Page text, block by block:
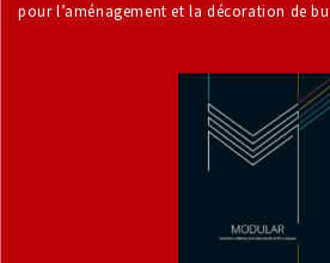
pour l’aménagement et la décoration de